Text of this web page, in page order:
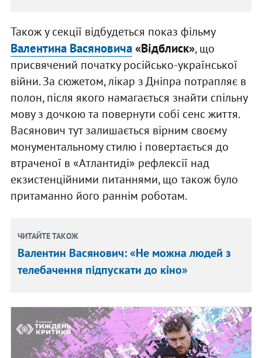
Також у секції відбудеться показ фільму
Валентина Васяновича«Відблиск», що
присвячений початку російсько-української
війни. За сюжетом, лікар з Дніпра потрапляє в
полон, після якого намагається знайти спільну
мову з дочкою та повернути собі сенс життя.
Васянович тут залишається вірним своєму
монументальному стилю і повертається до
втраченої в «Атлантиді» рефлексії над
екзистенційними питаннями, що також було
притаманно його раннім роботам.
ЧИТАЙТЕ ТАКОЖ
Валентин Васянович: «Не можна людей з
телебачення підпускати до кіно»